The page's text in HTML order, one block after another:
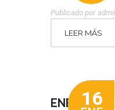
Publicado por
LEER MÁS
16
ENERO 15